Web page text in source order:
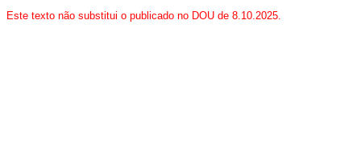
Este texto não substitui o publicado no DOU de 8.10.2025.